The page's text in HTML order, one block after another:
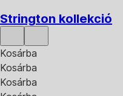
Strington kollekció
Kosárba
Kosárba
Kosárba